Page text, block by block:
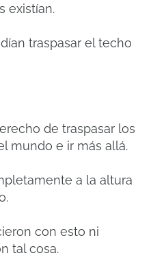
existían.
traspasar el techo
de traspasar los
mundo e ir más allá.
a la altura
con esto ni
tal cosa.